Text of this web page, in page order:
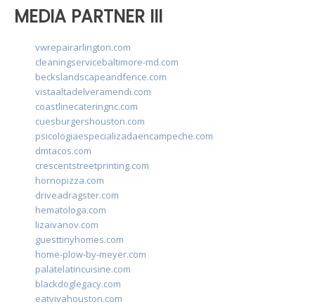
MEDIA PARTNER III
vwrepairarlington.com
cleaningservicebaltimore-md.com
beckslandscapeandfence.com
vistaaltadelveramendi.com
coastlinecateringnc.com
cuesburgershouston.com
psicologiaespecializadaencampeche.com
dmtacos.com
crescentstreetprinting.com
hornopizza.com
driveadragster.com
hematologa.com
lizaivanov.com
guesttinyhomes.com
home-plow-by-meyer.com
palatelatincuisine.com
blackdoglegacy.com
eatvivahouston.com